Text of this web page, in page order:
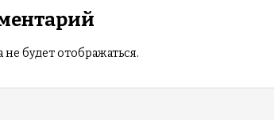
будет отображаться.